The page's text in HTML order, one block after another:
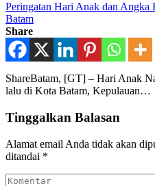
Peringatan Hari Anak dan Angka
Batam
Share
ShareBatam, [GT] – Hari Anak
lalu di Kota Batam, Kepulauan…
Tinggalkan Balasan
Alamat email Anda tidak akan
ditandai *